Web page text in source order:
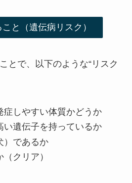
と（遺伝病リスク）
とで、以下のような“リスク
症しやすい体質かどうか
い遺伝子を持っているか
）であるか
クリア）